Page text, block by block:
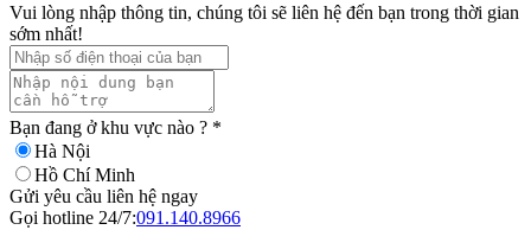
Vui lòng nhập thông tin, chúng tôi sẽ liên hệ đến bạn trong thời gian
sớm nhất!
Bạn đang ở khu vực nào ? *
Hà Nội
Hồ Chí Minh
Gửi yêu cầu liên hệ ngay
Gọi hotline 24/7:091.140.8966